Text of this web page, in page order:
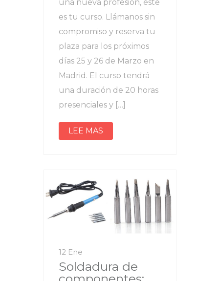
una nueva profesión, éste
es tu curso. Llámanos sin
compromiso y reserva tu
plaza para los próximos
días 25 y 26 de Marzo en
Madrid. El curso tendrá
una duración de 20 horas
presenciales y […]
LEE MAS
12 Ene
Soldadura de